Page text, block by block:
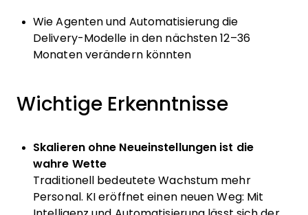
Wie Agenten und Automatisierung die
Delivery-Modelle in den nächsten 12–36
Monaten verändern könnten
Wichtige Erkenntnisse
Skalieren ohne Neueinstellungen ist die
wahre Wette
Traditionell bedeutete Wachstum mehr
Personal. KI eröffnet einen neuen Weg: Mit